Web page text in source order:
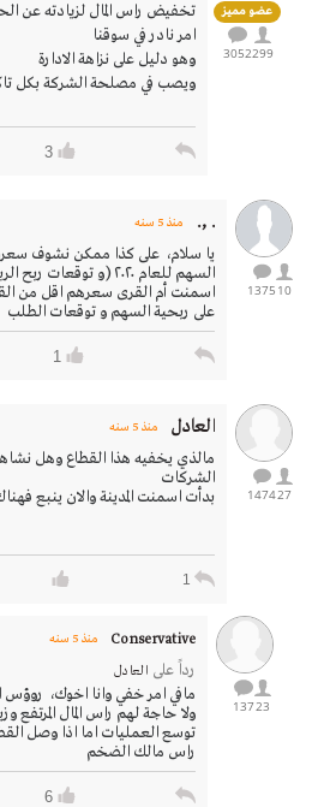
عضو مميز
299
3052
تخفيض راس المال لزيادته عن
امر نادر في سوقنا
وهو دليل على نزاهة الادارة
ويصب في مصلحة الشركة بكل
3
10
1375
. ,. منذ 5 سنه
اسمنت أم القرى سعرهم اقل من
على ربحية السهم و توقعات الطلب
1
27
1474
العادل منذ 5 سنه
مالذي يخفيه هذا القطاع وهل
الشركات
بدأت اسمنت المدينة والان ينبع
1
23
137
Conservative منذ 5 سنه
رداً على العادل
مافي امر خفي وانا اخوك،
ولا حاجة لهم راس المال المرتفع
توسع العمليات اما اذا وصل
راس مالك الضخم
6